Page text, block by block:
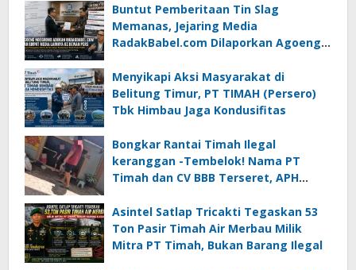
Buntut Pemberitaan Tin Slag
Memanas, Jejaring Media
RadakBabel.com Dilaporkan Agoeng
Menyikapi Aksi Masyarakat di
Belitung Timur, PT TIMAH (Persero)
Tbk Himbau Jaga Kondusifitas
Bongkar Rantai Timah Ilegal
keranggan -Tembelok! Nama PT
Timah dan CV BBB Terseret, APH
Asintel Satlap Tricakti Tegaskan 53
Ton Pasir Timah Air Merbau Milik
Mitra PT Timah, Bukan Barang Ilegal